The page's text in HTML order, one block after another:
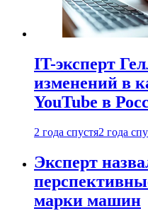
IT-эксперт
изменений в
YouTube в
2 года спустя2 года
Эксперт
марки машин